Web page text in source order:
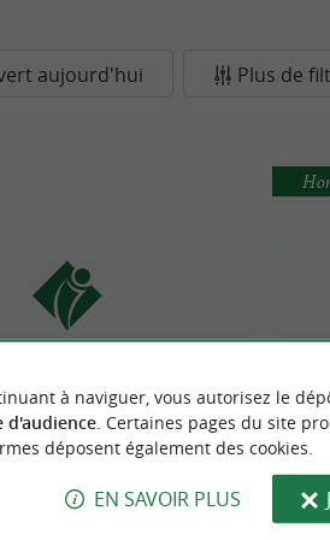
aujourd'hui Plus de
Irun - Irungo turismoa
à naviguer, vous autorisez le
d'audience. Certaines pages du site
déposent également des cookies.
EN SAVOIR PLUS